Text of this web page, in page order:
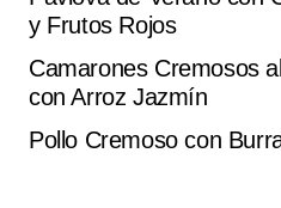
y Frutos Rojos
Camarones Cremosos
con Arroz Jazmín
Pollo Cremoso con